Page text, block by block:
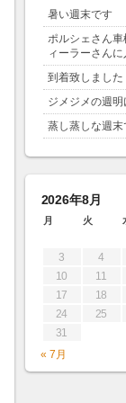
暑い週末です
ポルシェさん
ィーラーさん
到着致しました
ジメジメの週
蒸し蒸しな週末
2026年8月
月 火
3
4
10
11
17
18
24
25
31
« 7月